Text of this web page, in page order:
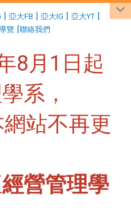
| 亞大FB | 亞大IG | 亞大YT |
覽 |聯絡我們
8月1日起
系，
站不再更
經營管理學